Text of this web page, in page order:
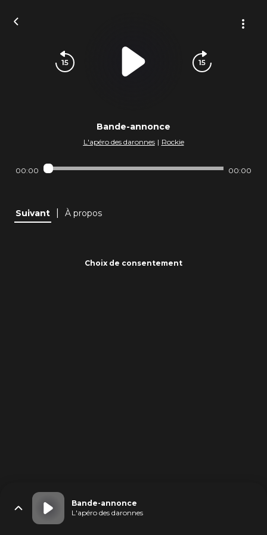
Bande-annonce
L'apéro des daronnes | Rockie
00:00 00:00
Suivant À propos
Choix de consentement
Bande-annonce
L'apéro des daronnes